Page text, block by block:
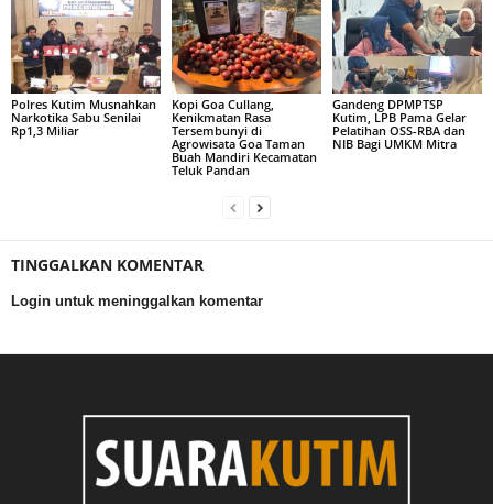
Polres Kutim Musnahkan
Narkotika Sabu Senilai
Rp1,3 Miliar
Kopi Goa Cullang,
Kenikmatan Rasa
Tersembunyi di
Agrowisata Goa Taman
Buah Mandiri Kecamatan
Teluk Pandan
Gandeng DPMPTSP
Kutim, LPB Pama Gelar
Pelatihan OSS-RBA dan
NIB Bagi UMKM Mitra
TINGGALKAN KOMENTAR
Login untuk meninggalkan komentar